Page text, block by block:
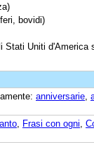
bovidi)
Stati Uniti d'America
anniversarie
Frasi con ogni